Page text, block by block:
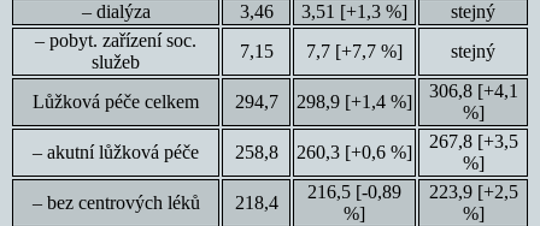
– dialýza
3,46 3,51 [+1,3 %]
stejný
– pobyt. zařízení soc.
služeb
7,15 7,7 [+7,7 %] stejný
Lůžková péče celkem 294,7 298,9 [+1,4 %]
306,8 [+4,1
%]
– akutní lůžková péče
258,8 260,3 [+0,6 %]
267,8 [+3,5
%]
– bez centrových léků
218,4
216,5 [-0,89
%]
223,9 [+2,5
%]